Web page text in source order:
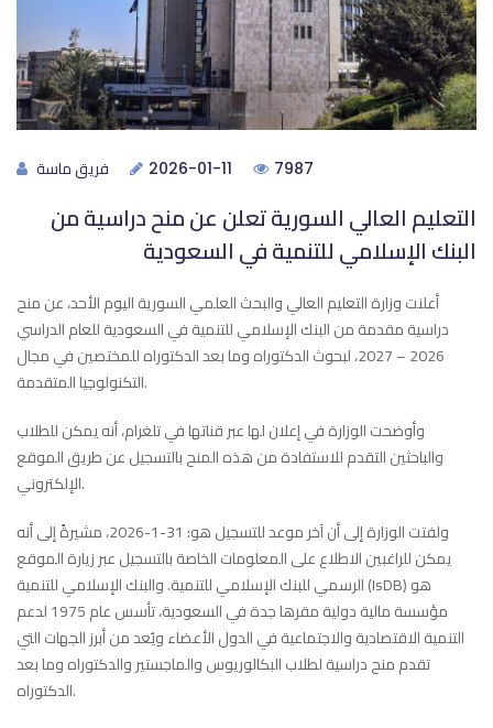
فريق ماسة 2026-01-11 7987
التعليم العالي السورية تعلن عن منح دراسية من
البنك الإسلامي للتنمية في السعودية
أعلنت وزارة التعليم العالي والبحث العلمي السورية اليوم الأحد، عن منح
دراسية مقدمة من البنك الإسلامي للتنمية في السعودية للعام الدراسي
2026 – 2027، لبحوث الدكتوراه وما بعد الدكتوراه للمختصين في مجال
التكنولوجيا المتقدمة.
وأوضحت الوزارة في إعلان لها عبر قناتها في تلغرام، أنه يمكن للطلاب
والباحثين التقدم للاستفادة من هذه المنح بالتسجيل عن طريق الموقع
الإلكتروني.
ولفتت الوزارة إلى أن آخر موعد للتسجيل هو: 31-1-2026، مشيرةً إلى أنه
يمكن للراغبين الاطلاع على المعلومات الخاصة بالتسجيل عبر زيارة الموقع
الرسمي للبنك الإسلامي للتنمية. والبنك الإسلامي للتنمية (IsDB) هو
مؤسسة مالية دولية مقرها جدة في السعودية، تأسس عام 1975 لدعم
التنمية الاقتصادية والاجتماعية في الدول الأعضاء ويُعد من أبرز الجهات التي
تقدم منح دراسية لطلاب البكالوريوس والماجستير والدكتوراه وما بعد
الدكتوراه.